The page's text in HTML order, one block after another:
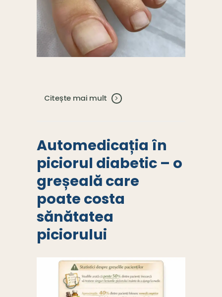
Citește mai mult
Automedicația în
piciorul diabetic – o
greșeală care
poate costa
sănătatea
piciorului